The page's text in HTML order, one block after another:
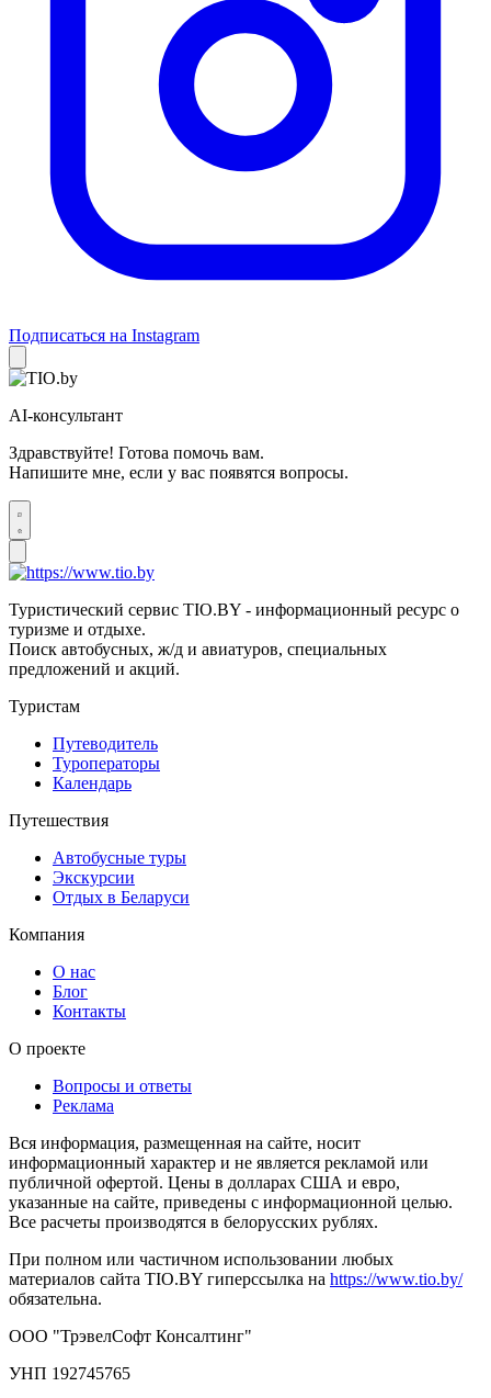
Подписаться на Instagram
AI-консультант
Здравствуйте! Готова помочь вам.
Напишите мне, если у вас появятся вопросы.
Туристический сервис TIO.BY - информационный ресурс о
туризме и отдыхе.
Поиск автобусных, ж/д и авиатуров, специальных
предложений и акций.
Туристам
Путеводитель
Туроператоры
Календарь
Путешествия
Автобусные туры
Экскурсии
Отдых в Беларуси
Компания
О нас
Блог
Контакты
О проекте
Вопросы и ответы
Реклама
Вся информация, размещенная на сайте, носит
информационный характер и не является рекламой или
публичной офертой. Цены в долларах США и евро,
указанные на сайте, приведены с информационной целью.
Все расчеты производятся в белорусских рублях.
При полном или частичном использовании любых
материалов сайта TIO.BY гиперссылка на https://www.tio.by/
обязательна.
ООО "ТрэвелСофт Консалтинг"
УНП 192745765